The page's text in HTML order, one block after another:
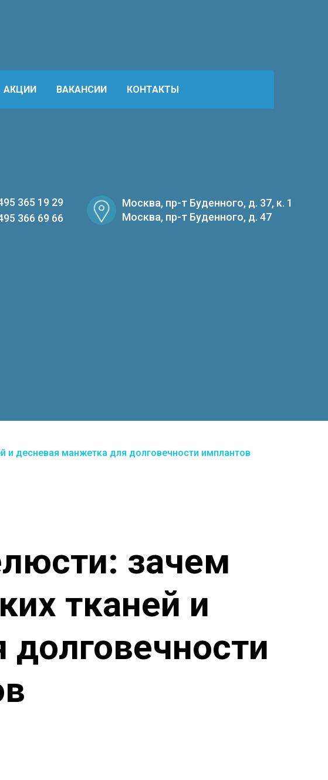
365 19 29
366 69 66
Москва, пр-т Буденного, д. 37, к. 1
Москва, пр-т Буденного, д. 47
АКЦИИ ВАКАНСИИ КОНТАКТЫ
и десневая манжетка для долговечности имплантов
зачем
тканей и